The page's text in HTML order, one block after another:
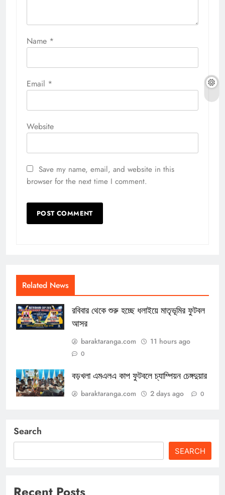
Name *
Email *
Website
Save my name, email, and website in this
browser for the next time I comment.
Related News
রবিবার থেকে শুরু হচ্ছে ধলাইয়ে মাতৃভূমির ফুটবল
আসর
baraktaranga.com 11 hours ago
0
বড়খলা এমএলএ কাপ ফুটবলে চ্যাম্পিয়ন চেঙ্গদুয়ার
baraktaranga.com 2 days ago 0
Search
SEARCH